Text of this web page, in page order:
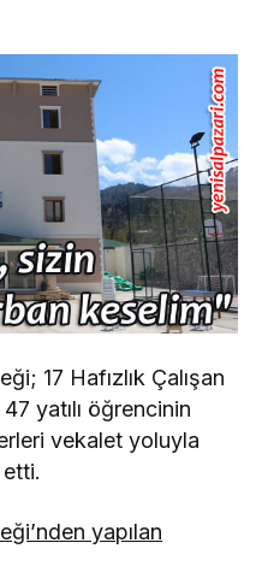
17 Hafızlık Çalışan
yatılı öğrencinin
vekalet yoluyla
yapılan